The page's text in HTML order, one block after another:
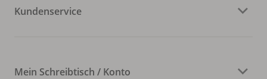
Kundenservice
Mein Schreibtisch / Konto